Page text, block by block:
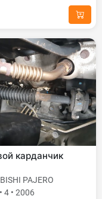
карданчик
PAJERO
4 • 2006